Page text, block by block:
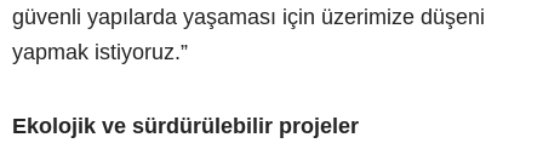
güvenli yapılarda yaşaması için üzerimize düşeni
yapmak istiyoruz.”
Ekolojik ve sürdürülebilir projeler